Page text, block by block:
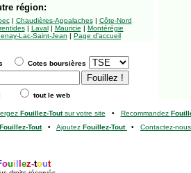
région:
| Chaudières-Appalaches| Côte-Nord
| Laval| Mauricie | Montérégie
Lac-Saint-Jean | Page d'accueil
Cotes boursières
tout le web
Fouillez-Toutsur votre site • Recommandez
Fouillez-Tout• Ajoutez Fouillez-Tout • Contactez-nous
oui ez-tout